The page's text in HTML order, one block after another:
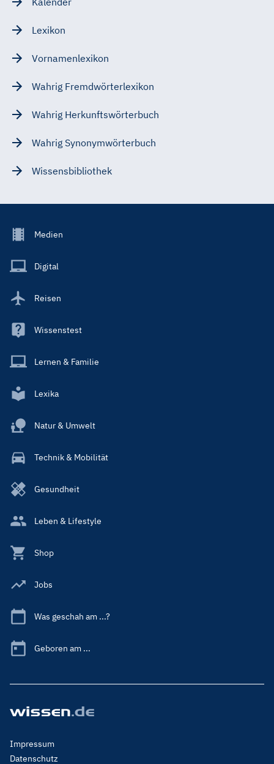
Lexikon
Vornamenlexikon
Wahrig Fremdwörterlexikon
Wahrig Herkunftswörterbuch
Wahrig Synonymwörterbuch
Wissensbibliothek
Footer
Main
Medien
Digital
Reisen
Wissenstest
Lernen & Familie
Lexika
Natur & Umwelt
Technik & Mobilität
Gesundheit
Leben & Lifestyle
Shop
Jobs
Was geschah am ...?
Geboren am ...
Footer
Menu
Impressum
Datenschutz